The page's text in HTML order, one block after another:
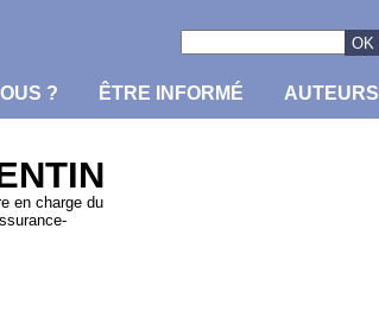
? ÊTRE INFORMÉ AUTEURS
en charge du